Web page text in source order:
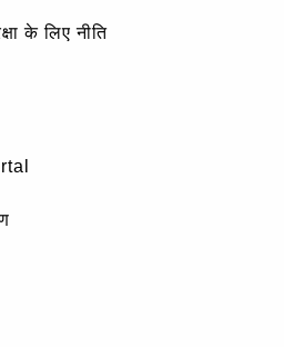
के लिए नीति